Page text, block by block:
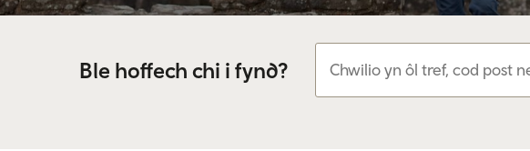
Ble hoffech chi i fynd?